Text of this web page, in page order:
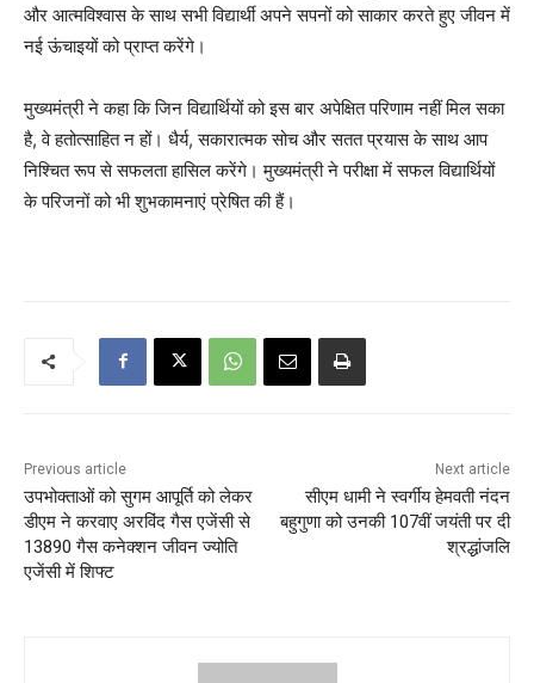
और आत्मविश्वास के साथ सभी विद्यार्थी अपने सपनों को साकार करते हुए जीवन में
नई ऊंचाइयों को प्राप्त करेंगे।
मुख्यमंत्री ने कहा कि जिन विद्यार्थियों को इस बार अपेक्षित परिणाम नहीं मिल सका
है, वे हतोत्साहित न हों। धैर्य, सकारात्मक सोच और सतत प्रयास के साथ आप
निश्चित रूप से सफलता हासिल करेंगे। मुख्यमंत्री ने परीक्षा में सफल विद्यार्थियों
के परिजनों को भी शुभकामनाएं प्रेषित की हैं।
Previous article
उपभोक्ताओं को सुगम आपूर्ति को लेकर
डीएम ने करवाए अरविंद गैस एजेंसी से
13890 गैस कनेक्शन जीवन ज्योति
एजेंसी में शिफ्ट
Next article
सीएम धामी ने स्वर्गीय हेमवती नंदन
बहुगुणा को उनकी 107वीं जयंती पर दी
श्रद्धांजलि